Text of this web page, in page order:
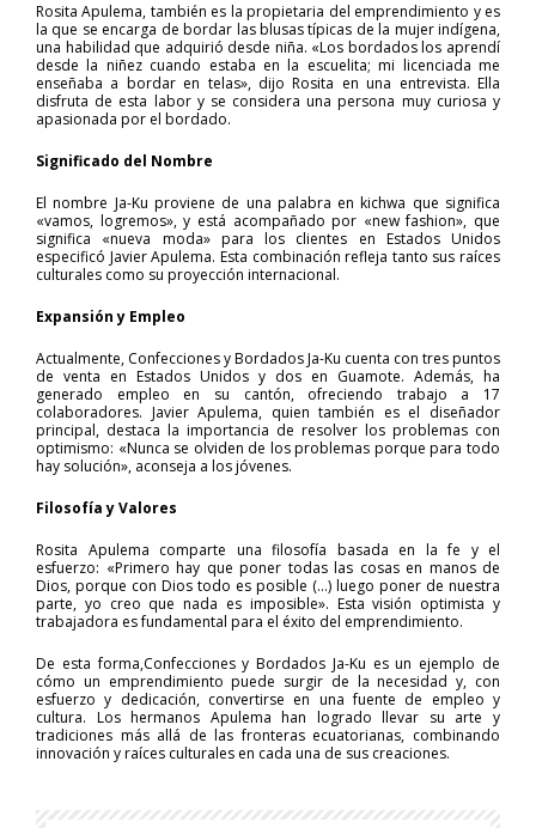
Rosita Apulema, también es la propietaria del emprendimiento y es
la que se encarga de bordar las blusas típicas de la mujer indígena,
una habilidad que adquirió desde niña. «Los bordados los aprendí
desde la niñez cuando estaba en la escuelita; mi licenciada me
enseñaba a bordar en telas», dijo Rosita en una entrevista. Ella
disfruta de esta labor y se considera una persona muy curiosa y
apasionada por el bordado.
Significado del Nombre
El nombre Ja-Ku proviene de una palabra en kichwa que significa
«vamos, logremos», y está acompañado por «new fashion», que
significa «nueva moda» para los clientes en Estados Unidos
especificó Javier Apulema. Esta combinación refleja tanto sus raíces
culturales como su proyección internacional.
Expansión y Empleo
Actualmente, Confecciones y Bordados Ja-Ku cuenta con tres puntos
de venta en Estados Unidos y dos en Guamote. Además, ha
generado empleo en su cantón, ofreciendo trabajo a 17
colaboradores. Javier Apulema, quien también es el diseñador
principal, destaca la importancia de resolver los problemas con
optimismo: «Nunca se olviden de los problemas porque para todo
hay solución», aconseja a los jóvenes.
Filosofía y Valores
Rosita Apulema comparte una filosofía basada en la fe y el
esfuerzo: «Primero hay que poner todas las cosas en manos de
Dios, porque con Dios todo es posible (…) luego poner de nuestra
parte, yo creo que nada es imposible». Esta visión optimista y
trabajadora es fundamental para el éxito del emprendimiento.
De esta forma,Confecciones y Bordados Ja-Ku es un ejemplo de
cómo un emprendimiento puede surgir de la necesidad y, con
esfuerzo y dedicación, convertirse en una fuente de empleo y
cultura. Los hermanos Apulema han logrado llevar su arte y
tradiciones más allá de las fronteras ecuatorianas, combinando
innovación y raíces culturales en cada una de sus creaciones.